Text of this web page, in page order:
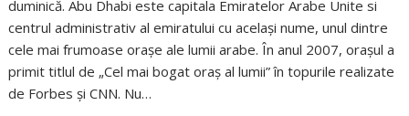
duminică. Abu Dhabi este capitala Emiratelor Arabe Unite si
centrul administrativ al emiratului cu același nume, unul dintre
cele mai frumoase orașe ale lumii arabe. În anul 2007, orașul a
primit titlul de „Cel mai bogat oraș al lumii” în topurile realizate
de Forbes și CNN. Nu…